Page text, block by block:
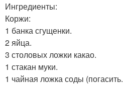
Ингредиенты:
Коржи:
1 банка сгущенки.
2 яйца.
3 столовых ложки какао.
1 стакан муки.
1 чайная ложка соды (погасить.